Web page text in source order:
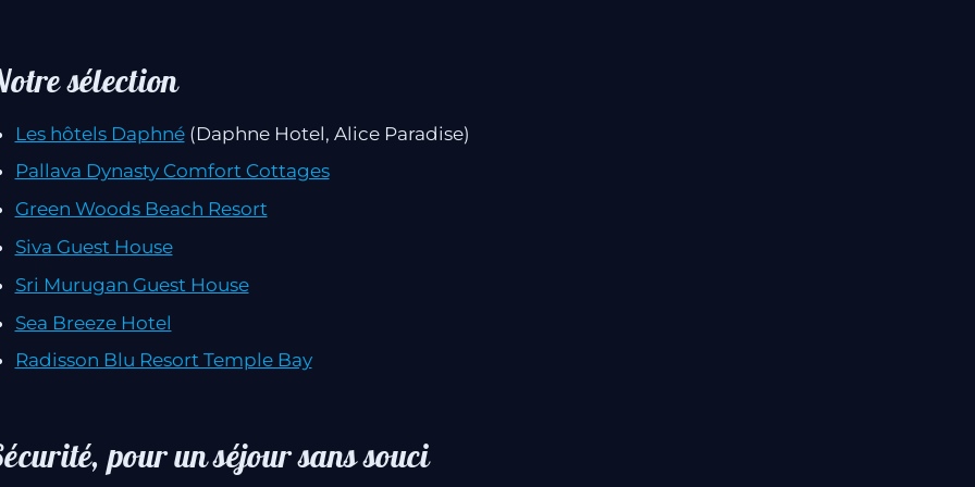
sélection
Les hôtels Daphné(Daphne Hotel, Alice Paradise)
Pallava Dynasty Comfort Cottages
Green Woods Beach Resort
Siva Guest House
Sri Murugan Guest House
Sea Breeze Hotel
Radisson Blu Resort Temple Bay
pour un séjour sans souci